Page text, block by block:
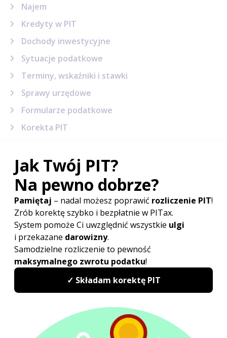
Najem
Kredyty w PIT
Dochody inwestycyjne
Sytuacje podatkowe
Terminy, wskaźniki i stawki
Sprawy urzędowe
Formularze podatkowe
Korekta PIT
Jak przekazać 1% podatku na pomoc
Ukrainie?
Wysokość świadczenia przysługującego
za opiekę nad uchodźcami z Ukrainy
Obywatele Ukrainy jednak zapłacą
podatek od otrzymanych darowizn
Legalizacja pobytu uchodźców z Ukrainy
Rozliczenie straty powstałej w wyniku